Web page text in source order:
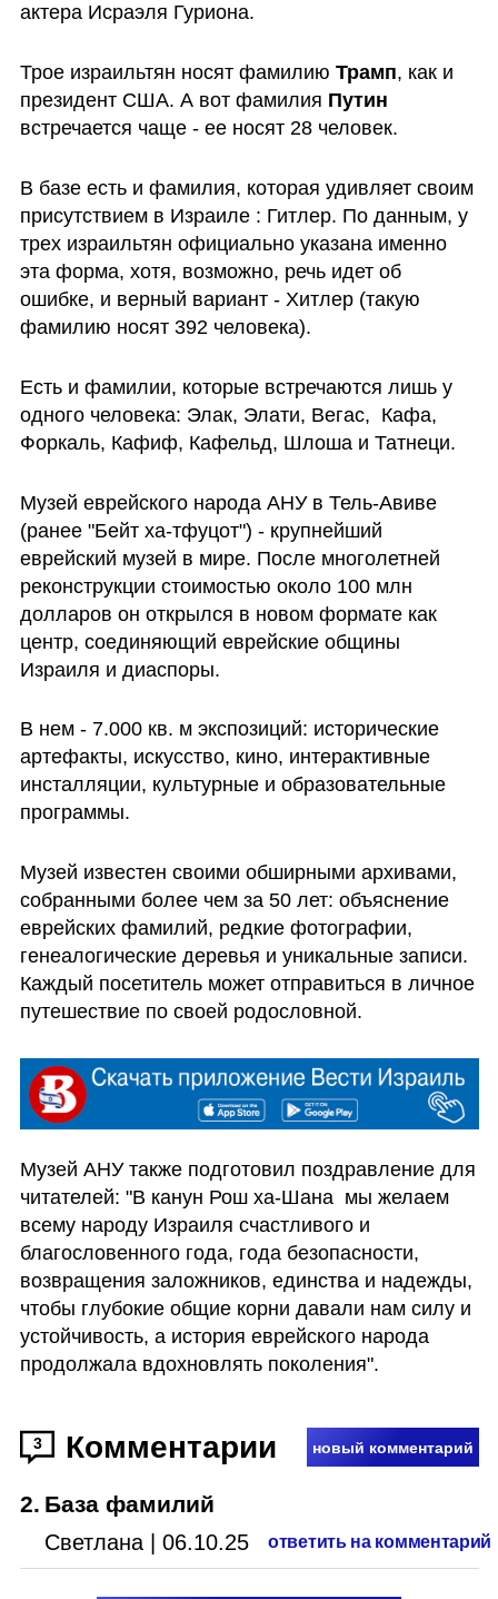
актера Исраэля Гуриона.
Трое израильтян носят фамилию Трамп, как и
президент США. А вот фамилия Путин
встречается чаще - ее носят 28 человек.
В базе есть и фамилия, которая удивляет своим
присутствием в Израиле : Гитлер. По данным, у
трех израильтян официально указана именно
эта форма, хотя, возможно, речь идет об
ошибке, и верный вариант - Хитлер (такую
фамилию носят 392 человека).
Есть и фамилии, которые встречаются лишь у
одного человека: Элак, Элати, Вегас,  Кафа,
Форкаль, Кафиф, Кафельд, Шлоша и Татнеци.
Музей еврейского народа АНУ в Тель-Авиве
(ранее "Бейт ха-тфуцот") - крупнейший
еврейский музей в мире. После многолетней
реконструкции стоимостью около 100 млн
долларов он открылся в новом формате как
центр, соединяющий еврейские общины
Израиля и диаспоры.
В нем - 7.000 кв. м экспозиций: исторические
артефакты, искусство, кино, интерактивные
инсталляции, культурные и образовательные
программы.
Музей известен своими обширными архивами,
собранными более чем за 50 лет: объяснение
еврейских фамилий, редкие фотографии,
генеалогические деревья и уникальные записи.
Каждый посетитель может отправиться в личное
путешествие по своей родословной.
Музей АНУ также подготовил поздравление для
читателей: "В канун Рош ха-Шана  мы желаем
всему народу Израиля счастливого и
благословенного года, года безопасности,
возвращения заложников, единства и надежды,
чтобы глубокие общие корни давали нам силу и
устойчивость, а история еврейского народа
продолжала вдохновлять поколения".
3 Комментарии новый комментарий
2. База фамилий
Светлана 06.10.25 ответить на комментарий